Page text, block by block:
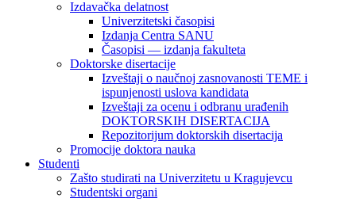
Izdavačka delatnost
Univerzitetski časopisi
Izdanja Centra SANU
Časopisi — izdanja fakulteta
Doktorske disertacije
Izveštaji o naučnoj zasnovanosti TEME i
ispunjenosti uslova kandidata
Izveštaji za ocenu i odbranu urađenih
DOKTORSKIH DISERTACIJA
Repozitorijum doktorskih disertacija
Promocije doktora nauka
Studenti
Zašto studirati na Univerzitetu u Kragujevcu
Studentski organi